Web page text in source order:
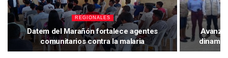
REGIONALES
Datem del Marañón fortalece agentes
comunitarios contra la malaria